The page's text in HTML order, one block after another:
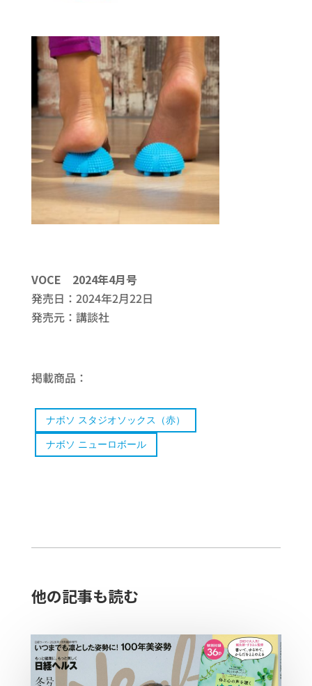
VOCE 2024年4月号
発売日：2024年2月22日
発売元：講談社
掲載商品：
ナボソ スタジオソックス（赤）
ナボソ ニューロボール
他の記事も読む​